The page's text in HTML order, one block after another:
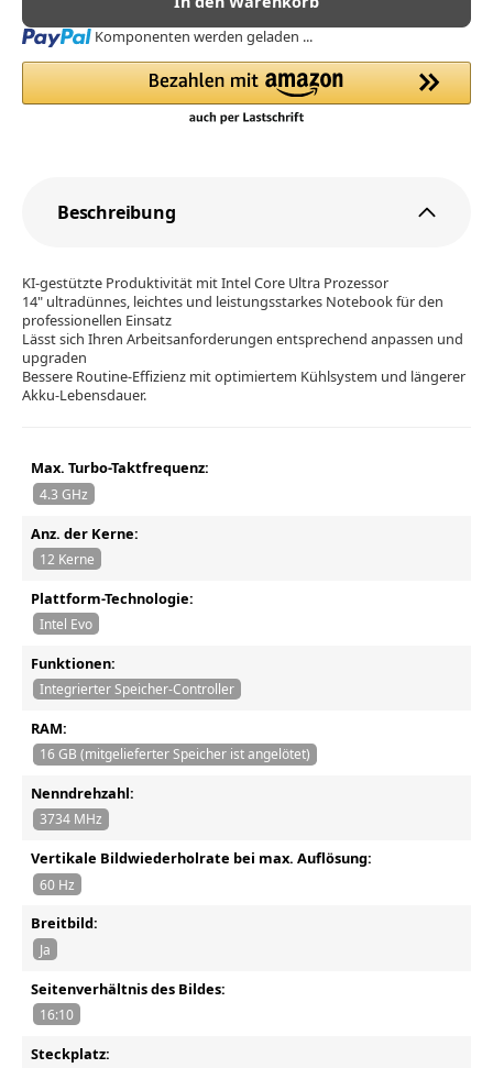
Loading... Komponenten werden geladen ...
Beschreibung
KI-gestützte Produktivität mit Intel Core Ultra Prozessor
14" ultradünnes, leichtes und leistungsstarkes Notebook für den
professionellen Einsatz
Lässt sich Ihren Arbeitsanforderungen entsprechend anpassen und
upgraden
Bessere Routine-Effizienz mit optimiertem Kühlsystem und längerer
Akku-Lebensdauer.
Max. Turbo-Taktfrequenz:
4.3 GHz
Anz. der Kerne:
12 Kerne
Plattform-Technologie:
Intel Evo
Funktionen:
Integrierter Speicher-Controller
RAM:
16 GB (mitgelieferter Speicher ist angelötet)
Nenndrehzahl:
3734 MHz
Vertikale Bildwiederholrate bei max. Auflösung:
60 Hz
Breitbild:
Ja
Seitenverhältnis des Bildes:
16:10
Steckplatz: